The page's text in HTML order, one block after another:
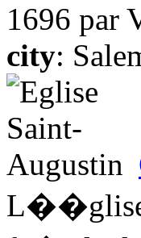
1696 par
city:
L��glise